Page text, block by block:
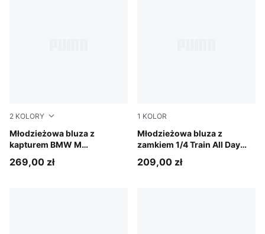
2 KOLORY
Młodzieżowa bluza z
kapturem BMW M
Pro Blue-M Color
269,00 zł
1 KOLOR
Młodzieżowa bluza z
zamkiem 1/4 Train All Day
Puma Black
209,00 zł